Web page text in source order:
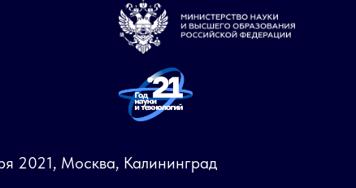
2021, Москва, Калининград